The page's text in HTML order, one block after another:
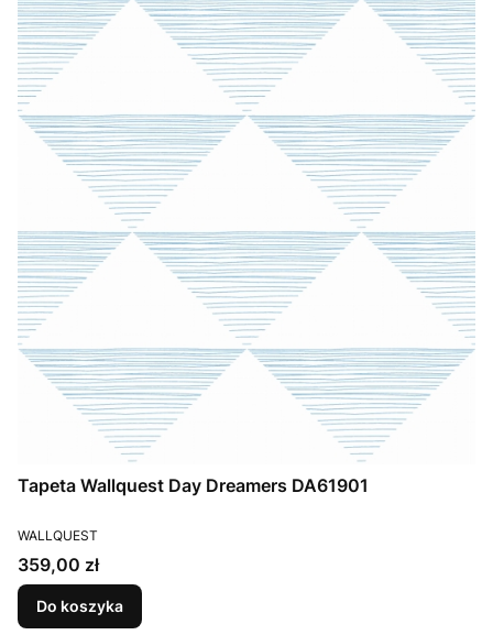
Tapeta Wallquest Day Dreamers DA61901
PRODUCENT
WALLQUEST
Cena
359,00 zł
Do koszyka